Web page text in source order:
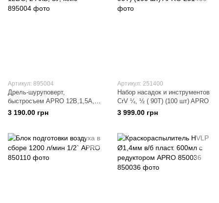
Артикул: 895004
Дрель-шуруповерт,
быстросъем APRO 12В,1,5А,
12DC, 2 АКБ, ЗУ, кейс
3 190.00 грн
Артикул: 251400
Набор насадок и инструментов
CrV ¼, ½ ( 90Т) (100 шт) APRO
3 999.00 грн